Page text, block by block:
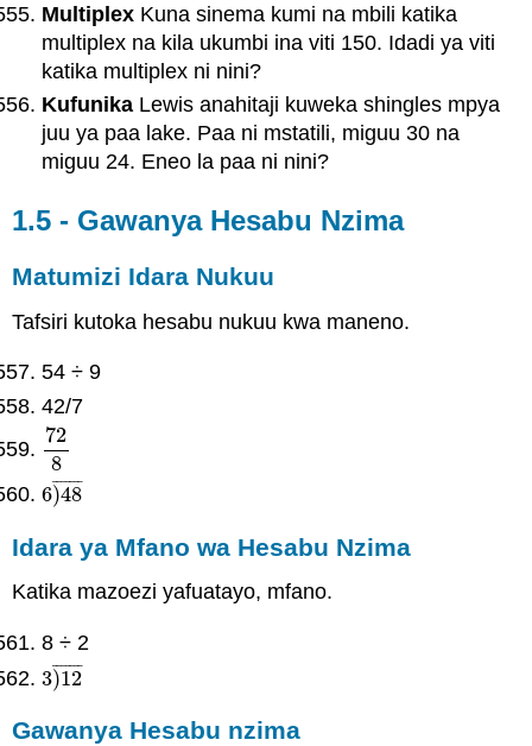
Multiplex Kuna sinema kumi na mbili katika
multiplex na kila ukumbi ina viti 150. Idadi ya viti
katika multiplex ni nini?
Kufunika Lewis anahitaji kuweka shingles mpya
juu ya paa lake. Paa ni mstatili, miguu 30 na
miguu 24. Eneo la paa ni nini?
1.5 - Gawanya Hesabu Nzima
Matumizi Idara Nukuu
Tafsiri kutoka hesabu nukuu kwa maneno.
54 ÷ 9
42/7
72
8
728
6)48
¯ ¯
¯¯¯¯¯
6)48
Idara ya Mfano wa Hesabu Nzima
Katika mazoezi yafuatayo, mfano.
8 ÷ 2
3)12
¯ ¯
¯¯¯¯¯
3)12
Gawanya Hesabu nzima